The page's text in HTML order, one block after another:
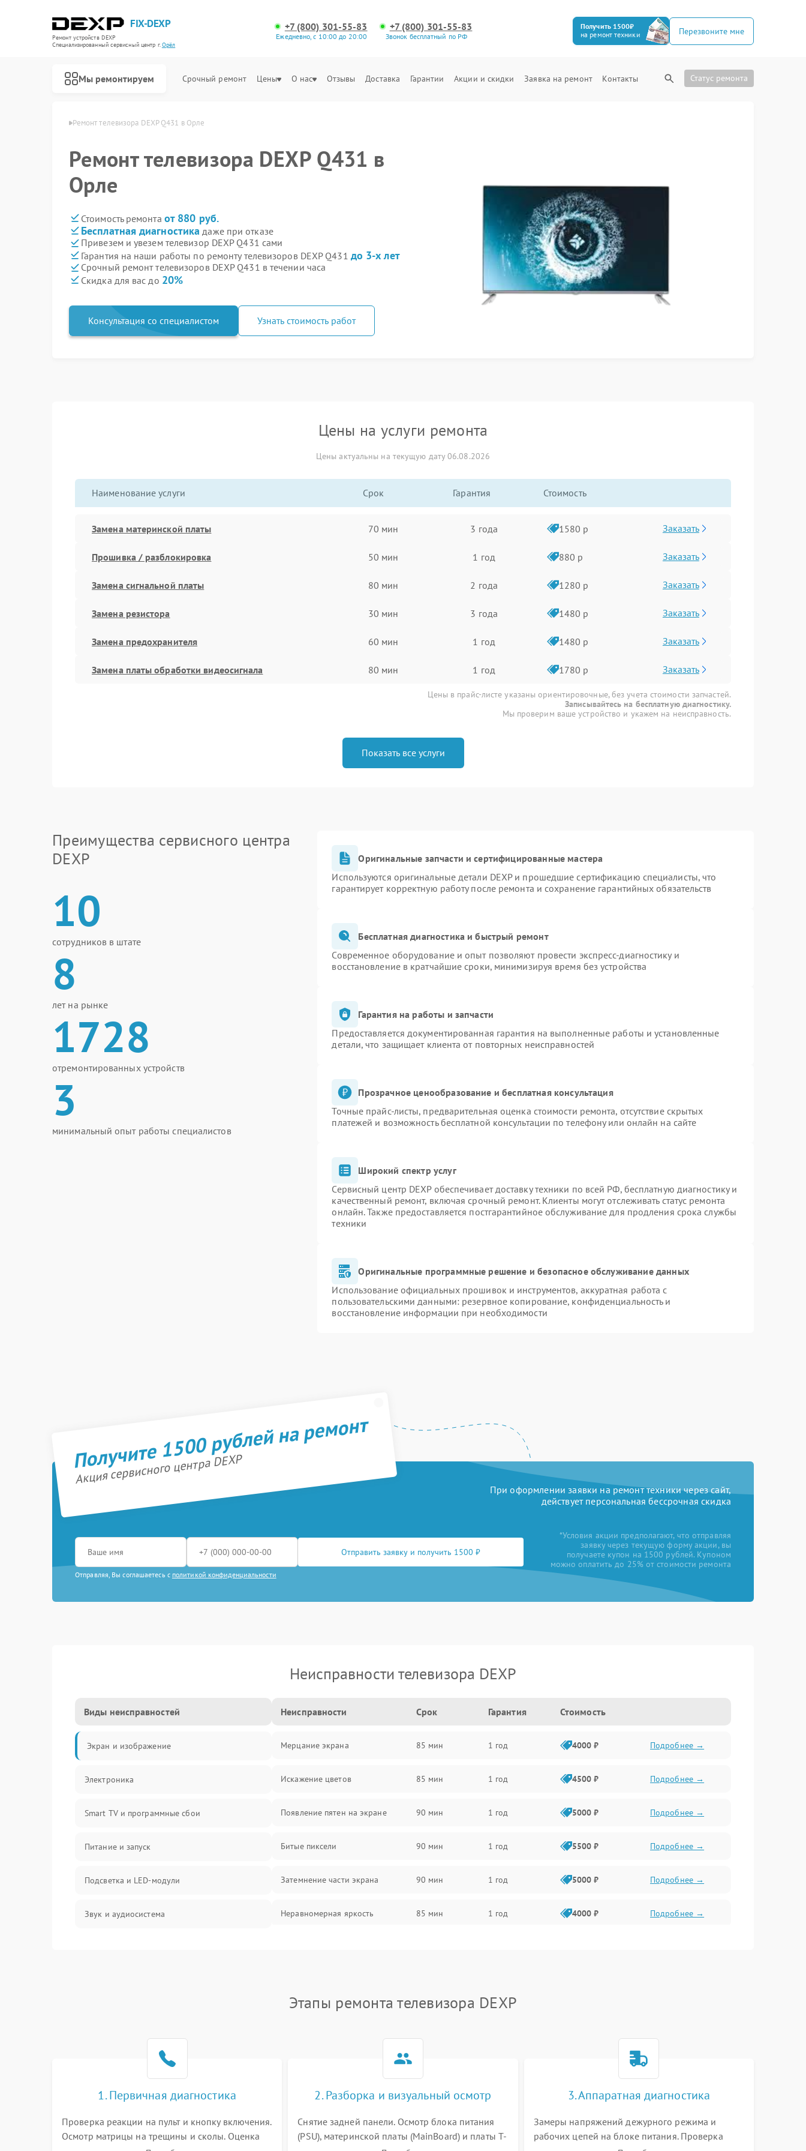
FIX-DEXP
Ремонт устройств DEXP
Специализированный cервисный центр г.Орёл
+7 (800) 301-55-83
Ежедневно, с 10:00 до 20:00
+7 (800) 301-55-83
Звонок бесплатный по РФ
Получить 1500₽
на ремонт техники
Перезвоните мне
Мы ремонтируем Срочный ремонт Цены О нас Отзывы Доставка Гарантии Акции и скидки Заявка на ремонт Контакты Статус ремонта
Ремонт телевизора DEXP Q431 в Орле
Ремонт телевизора DEXP Q431 в
Орле
Стоимость ремонта от 880 руб.
Бесплатная диагностика даже при отказе
Привезем и увезем телевизор DEXP Q431 сами
Гарантия на наши работы по ремонту телевизоров DEXP Q431 до 3-х лет
Срочный ремонт телевизоров DEXP Q431 в течении часа
Скидка для вас до 20%
Консультация со специалистом Узнать стоимость работ
Цены на услуги ремонта
Цены актуальны на текущую дату 06.08.2026
Наименование услуги Срок Гарантия Стоимость
Замена материнской платы 70 мин 3 года 1580 р Заказать
Прошивка / разблокировка 50 мин 1 год 880 р Заказать
Замена сигнальной платы 80 мин 2 года 1280 р Заказать
Замена резистора 30 мин 3 года 1480 р Заказать
Замена предохранителя 60 мин 1 год 1480 р Заказать
Замена платы обработки видеосигнала 80 мин 1 год 1780 р Заказать
Цены в прайс-листе указаны ориентировочные, без учета стоимости запчастей.
Записывайтесь на бесплатную диагностику.
Мы проверим ваше устройство и укажем на неисправность.
Показать все услуги
Преимущества сервисного центра
DEXP
10
сотрудников в штате
8
лет на рынке
1728
отремонтированных устройств
3
минимальный опыт работы специалистов
Оригинальные запчасти и сертифицированные мастера
Используются оригинальные детали DEXP и прошедшие сертификацию специалисты, что
гарантирует корректную работу после ремонта и сохранение гарантийных обязательств
Бесплатная диагностика и быстрый ремонт
Современное оборудование и опыт позволяют провести экспресс-диагностику и
восстановление в кратчайшие сроки, минимизируя время без устройства
Гарантия на работы и запчасти
Предоставляется документированная гарантия на выполненные работы и установленные
детали, что защищает клиента от повторных неисправностей
Прозрачное ценообразование и бесплатная консультация
Точные прайс-листы, предварительная оценка стоимости ремонта, отсутствие скрытых
платежей и возможность бесплатной консультации по телефону или онлайн на сайте
Широкий спектр услуг
Сервисный центр DEXP обеспечивает доставку техники по всей РФ, бесплатную диагностику и
качественный ремонт, включая срочный ремонт. Клиенты могут отслеживать статус ремонта
онлайн. Также предоставляется постгарантийное обслуживание для продления срока службы
техники
Оригинальные программные решение и безопасное обслуживание данных
Использование официальных прошивок и инструментов, аккуратная работа с
пользовательскими данными: резервное копирование, конфиденциальность и
восстановление информации при необходимости
Получите 1500 рублей на ремонт
Акция сервисного центра DEXP
При оформлении заявки на ремонт техники через сайт,
действует персональная бессрочная скидка
Отправить заявку и получить 1500 ₽
Отправляя, Вы соглашаетесь с политикой конфиденциальности
*Условия акции предполагают, что отправляя
заявку через текущую форму акции, вы
получаете купон на 1500 рублей. Купоном
можно оплатить до 25% от стоимости ремонта
Неисправности телевизора DEXP
Виды неисправностей
Экран и изображение
Электроника
Smart TV и программные сбои
Питание и запуск
Подсветка и LED-модули
Звук и аудиосистема
Программное обеспечение
Корпус и механика
Неисправности Срок Гарантия Стоимость
Мерцание экрана 85 мин 1 год 4000 ₽ Подробнее →
Искажение цветов 85 мин 1 год 4500 ₽ Подробнее →
Появление пятен на экране 90 мин 1 год 5000 ₽ Подробнее →
Битые пиксели 90 мин 1 год 5500 ₽ Подробнее →
Затемнение части экрана 90 мин 1 год 5000 ₽ Подробнее →
Неравномерная яркость 85 мин 1 год 4000 ₽ Подробнее →
Этапы ремонта телевизора DEXP
1. Первичная диагностика
Проверка реакции на пульт и кнопку включения.
Осмотр матрицы на трещины и сколы. Оценка
2. Разборка и визуальный осмотр
Снятие задней панели. Осмотр блока питания
(PSU), материнской платы (MainBoard) и платы T-
3. Аппаратная диагностика
Замеры напряжений дежурного режима и
рабочих цепей на блоке питания. Проверка